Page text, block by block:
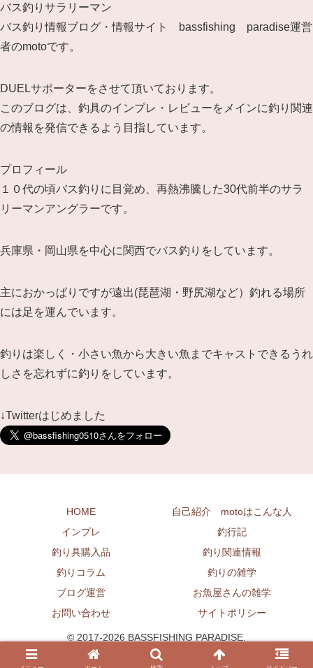
バス釣りサラリーマン
バス釣り情報ブログ・情報サイト bassfishing paradise運営
者のmotoです。
DUELサポーターをさせて頂いております。
このブログは、釣具のインプレ・レビューをメインに釣り関連
の情報を発信できるよう目指しています。
プロフィール
１０代の頃バス釣りに目覚め、再熱沸騰した30代前半のサラ
リーマンアングラーです。
兵庫県・岡山県を中心に関西でバス釣りをしています。
主におかっぱりですが遠出(琵琶湖・野尻湖など）釣れる場所
には足を運んでいます。
釣りは楽しく・小さい魚から大きい魚までキャストできるうれ
しさを忘れずに釣りをしています。
↓Twitterはじめました
HOME
自己紹介 motoはこんな人
インプレ
釣行記
釣り具購入品
釣り関連情報
釣りコラム
釣りの雑学
ブログ運営
お魚屋さんの雑学
お問い合わせ
サイトポリシー
© 2017-2026 BASSFISHING PARADISE.